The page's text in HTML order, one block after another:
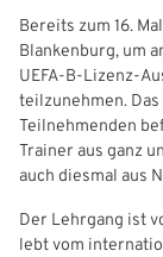
Bereits zum 16.
Blankenburg, um
teilzunehmen.
Teilnehmenden
Trainer aus ganz
auch diesmal aus
Der Lehrgang ist
lebt vom
Ehrentafel
Karriere
Partnerschaft
Juniorinnen
Kinderfußball
eSports
Freizeit- und
DFB-Mobil
Fair Play
Inklusion
Prävention
Schule und
Kinder- und
Passwesen
Archiv
Downloads
Datenschutz